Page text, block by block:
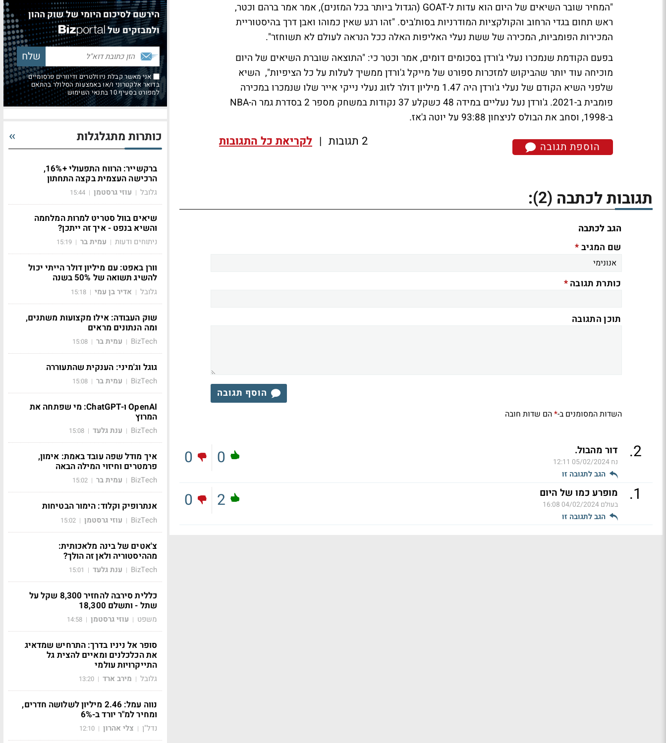
"המחיר שובר השיאים של היום הוא עדות ל-GOAT (הגדול ביותר בכל המזנים), אמר אמר ברהם וכטר,
ראש תחום בגדי הרחוב והקולקציות המודרניות בסות'ביס. "זהו רגע שאין כמוהו ואבן דרך בהיסטוריית
המכירות הפומביות, המכירה של ששת נעלי האליפות האלה ככל הנראה לעולם לא תשוחזר".
בפעם הקודמת שנמכרו נעלי ג'ורדן בסכומים דומים, אמר וכטר כי: "התוצאה שוברת השיאים של היום
מוכיחה עוד יותר שהביקוש למזכרות ספורט של מייקל ג'ורדן ממשיך לעלות על כל הציפיות", השיא
שלפני השיא הקודם של נעלי ג'ורדן היה 1.47 מיליון דולר לזוג נעלי נייקי אייר שלו שנמכרו במכירה
פומבית ב-2021. ג'ורדן נעל נעליים במידה 48 כשקלע 37 נקודות במשחק מספר 2 בסדרת גמר ה-NBA
ב-1998, וסחב את הבולס לניצחון 93:88 על יוטה ג'אז.
הוספת תגובה 2 תגובות | לקריאת כל התגובות
תגובות לכתבה (2)
:
הגב לכתבה
שם המגיב*
כותרת תגובה*
תוכן התגובה
הוסף תגובה
השדות המסומנים ב-*הם שדות חובה
2
. דור מהבול.
נח05/02/2024 12:11
הגב לתגובה זו
0
0
1
. מופרע כמו של היום
בעולם04/02/2024 16:08
הגב לתגובה זו
2
0
הירשם לסיכום היומי של שוק ההון
ולמבזקים של
אני מאשר קבלת ניוזלטרים ודיוורים פרסומיים
בדואר אלקטרוני ו/או באמצעות הסלולר בהתאם
למפורט בסעיף 10 בתנאי השימוש
כותרות מתגלגלות
ברקשייר: הרווח התפעולי +16%,
הרכישה העצמית בקצה התחתון
גלובל | עוזי גרסטמן |
15:44
שיאים בוול סטריט למרות המלחמה
והשיא בנפט - איך זה ייתכן?
ניתוחים ודעות | עמית בר |
15:19
וורן באפט: עם מיליון דולר הייתי יכול
להשיג תשואה של 50% בשנה
גלובל | אדיר בן עמי |
15:18
שוק העבודה: אילו מקצועות משתנים,
ומה הנתונים מראים
BizTech
| עמית בר |
15:08
גוגל וג'מיני: הענקית שהתעוררה
BizTech
| עמית בר |
15:08
OpenAI ו-ChatGPT: מי שפתחה את
המרוץ
BizTech
| ענת גלעד |
15:08
איך מודל שפה עובד באמת: אימון,
פרמטרים וחיזוי המילה הבאה
BizTech
| עמית בר |
15:02
אנתרופיק וקלוד: הימור הבטיחות
BizTech
| עוזי גרסטמן |
15:02
צ'אטים של בינה מלאכותית:
מההיסטוריה ולאן זה הולך?
BizTech
| ענת גלעד |
15:01
כללית סירבה להחזיר 8,300 שקל על
שתל - ותשלם 18,300
משפט | עוזי גרסטמן |
14:58
סופר אל ניניו בדרך: התרחיש שמדאיג
את הכלכלנים ומאיים להצית גל
התייקרויות עולמי
גלובל | מירב ארד |
13:20
נווה עמל: 2.46 מיליון לשלושה חדרים,
ומחיר למ"ר יורד ב-6%
נדל"ן | צלי אהרון |
12:10